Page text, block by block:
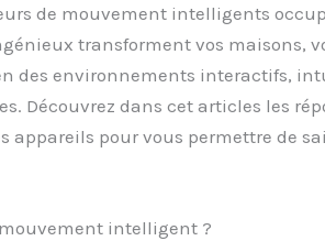
de mouvement intelligents
transforment vos maisons,
des environnements interactifs,
Découvrez dans cet articles les
appareils pour vous permettre de
mouvement intelligent ?